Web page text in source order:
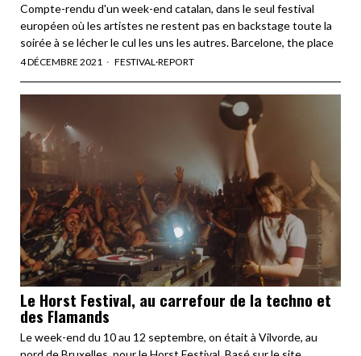
Compte-rendu d'un week-end catalan, dans le seul festival
européen où les artistes ne restent pas en backstage toute la
soirée à se lécher le cul les uns les autres. Barcelone, the place
4 DÉCEMBRE 2021 FESTIVAL ·REPORT
Le Horst Festival, au carrefour de la techno et
des Flamands
Le week-end du 10 au 12 septembre, on était à Vilvorde, au